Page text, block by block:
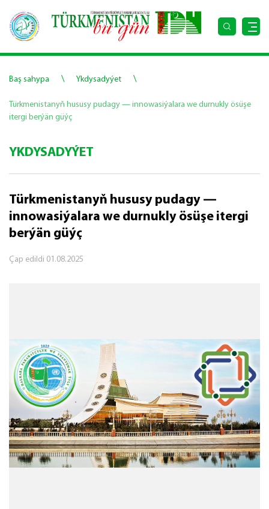
Baş sahypa \ Ykdysadyýet \
Türkmenistanyň hususy pudagy — innowasiýalara we durnukly ösüşe
itergi berýän güýç
YKDYSADYÝET
Türkmenistanyň hususy pudagy —
innowasiýalara we durnukly ösüşe itergi
berýän güýç
Çap edildi 01.08.2025